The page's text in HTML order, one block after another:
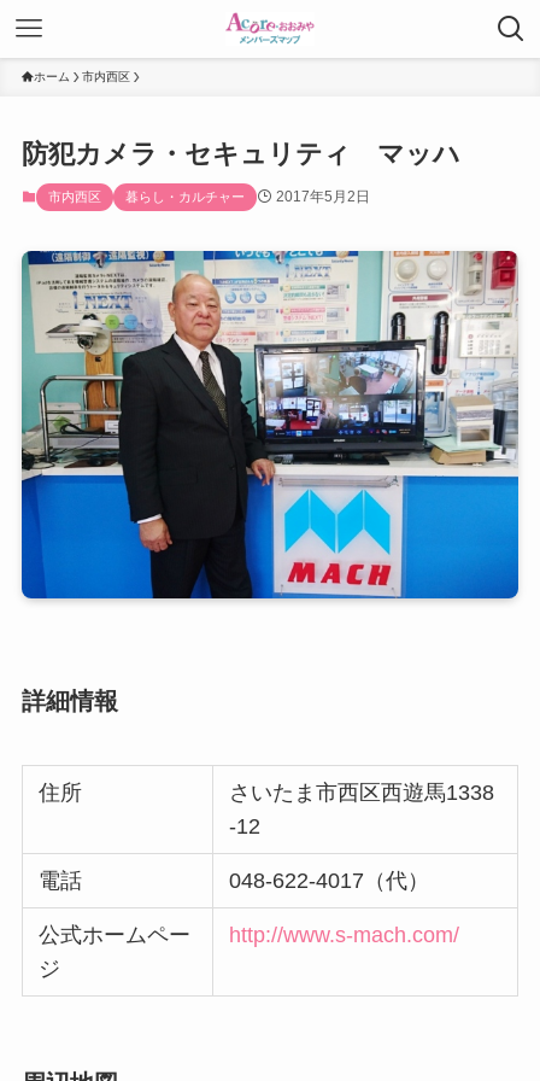
ホーム 市内西区
防犯カメラ・セキュリティ マッハ
市内西区 暮らし・カルチャー 2017年5月2日
詳細情報
住所
さいたま市西区西遊馬1338
-12
電話 048-622-4017（代）
公式ホームペー
ジ
http://www.s-mach.com/